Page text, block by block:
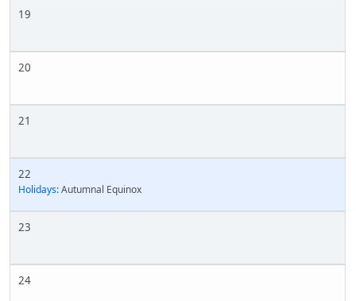
19
20
21
22
Holidays:Autumnal Equinox
23
24